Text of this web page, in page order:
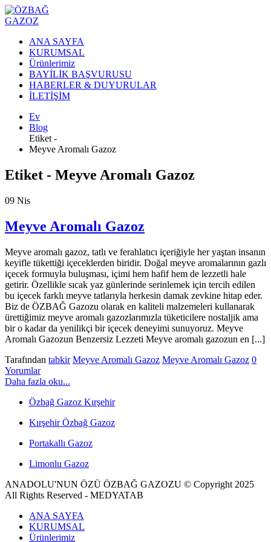
ANA SAYFA
KURUMSAL
Ürünlerimiz
BAYİLİK BAŞVURUSU
HABERLER & DUYURULAR
İLETİŞİM
Ev
Blog
Etiket -
Meyve Aromalı Gazoz
Etiket - Meyve Aromalı Gazoz
09 Nis
Meyve Aromalı Gazoz
Meyve aromalı gazoz, tatlı ve ferahlatıcı içeriğiyle her yaştan insanın
keyifle tükettiği içeceklerden biridir. Doğal meyve aromalarının gazlı
içecek formuyla buluşması, içimi hem hafif hem de lezzetli hale
getirir. Özellikle sıcak yaz günlerinde serinlemek için tercih edilen
bu içecek farklı meyve tatlarıyla herkesin damak zevkine hitap eder.
Biz de ÖZBAĞ Gazozu olarak en kaliteli malzemeleri kullanarak
ürettiğimiz meyve aromalı gazozlarımızla tüketicilere nostaljik ama
bir o kadar da yenilikçi bir içecek deneyimi sunuyoruz. Meyve
Aromalı Gazozun Benzersiz Lezzeti Meyve aromalı gazozun en [...]
Tarafından tabkir Meyve Aromalı Gazoz Meyve Aromalı Gazoz 0
Yorumlar
Daha fazla oku...
Özbağ Gazoz Kırşehir
Kırşehir Özbağ Gazoz
Portakallı Gazoz
Limonlu Gazoz
ANADOLU'NUN ÖZÜ ÖZBAĞ GAZOZU © Copyright 2025
All Rights Reserved - MEDYATAB
ANA SAYFA
KURUMSAL
Ürünlerimiz